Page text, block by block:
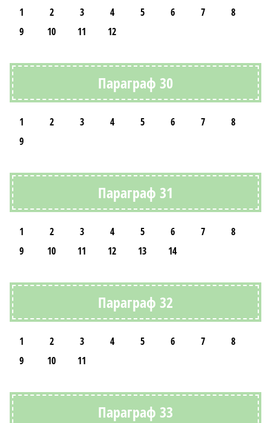
1 2 3 4 5 6 7
8
9
10 11 12
Параграф 30
1 2 3 4 5 6 7
8
9
Параграф 31
1 2 3 4 5 6 7
8
9
10 11 12 13 14
Параграф 32
1 2 3 4 5 6 7
8
9
10 11
Параграф 33